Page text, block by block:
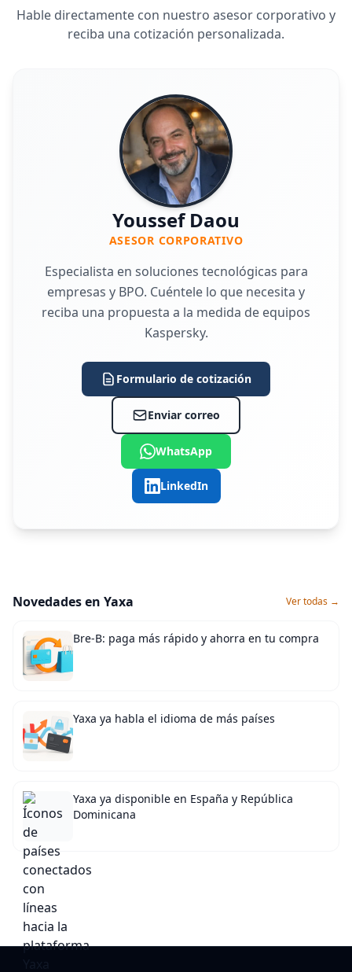
Hable directamente con nuestro asesor corporativo y
reciba una cotización personalizada.
Youssef Daou
ASESOR CORPORATIVO
Especialista en soluciones tecnológicas para
empresas y BPO. Cuéntele lo que necesita y
reciba una propuesta a la medida de equipos
Kaspersky.
Formulario de cotización
Enviar correo
WhatsApp
LinkedIn
Novedades en Yaxa Ver todas →
Bre-B: paga más rápido y ahorra en tu compra
Yaxa ya habla el idioma de más países
Yaxa ya disponible en España y República
Dominicana